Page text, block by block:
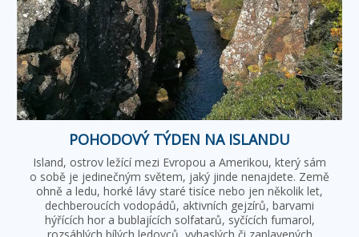
POHODOVÝ TÝDEN NA ISLANDU
Island, ostrov ležící mezi Evropou a Amerikou, který sám
o sobě je jedinečným světem, jaký jinde nenajdete. Země
ohně a ledu, horké lávy staré tisíce nebo jen několik let,
dechberoucích vodopádů, aktivních gejzírů, barvami
hýřících hor a bublajících solfatarů, syčících fumarol,
rozsáhlých bílých ledovců, vyhaslých či zaplavených